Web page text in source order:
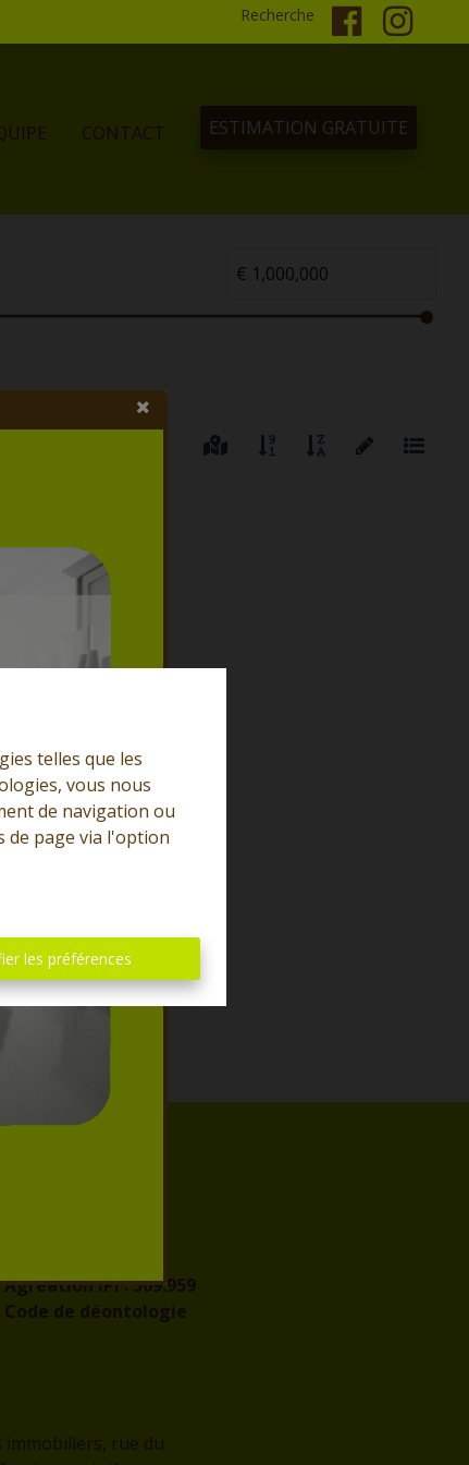
telles que les
vous nous
de navigation ou
de page via l'option
les préférences
Recherche
CONTACT ESTIMATION GRATUITE
Agréation IPI :509.959
Code de déontologie
rue du